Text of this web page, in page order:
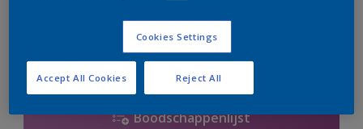
Boodschappenlijst
Cookies Settings
Reject All
Accept All Cookies